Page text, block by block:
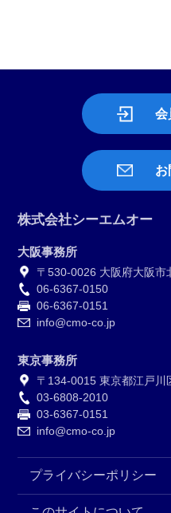
会
お
株式会社シーエムオー
大阪事務所
〒530-0026 大阪府大阪
06-6367-0150
06-6367-0151
info@cmo-co.jp
東京事務所
〒134-0015 東京都江戸川
03-6808-2010
03-6367-0151
info@cmo-co.jp
プライバシーポリシー